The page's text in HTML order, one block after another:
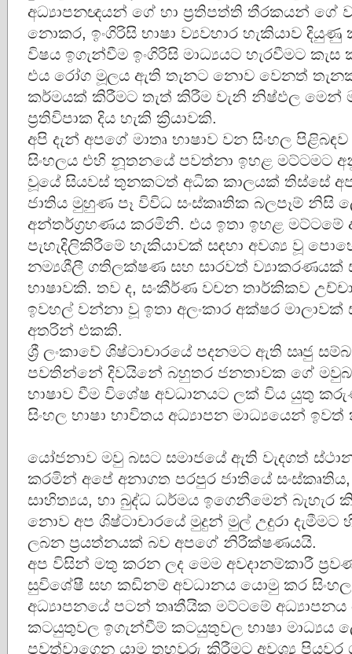
අධ්‍යාපනඥයන් ගේ හා ප්‍රතිපත්ති තීරකයන් ගේ
නොකර, ඉංගිරිසි භාෂා ව්‍යවහාර හැකියාව දියුණු
විෂය ඉගැන්වීම ඉංගිරිසි මාධ්‍යයට හැරවීමට
එය රෝග මූලය ඇති තැනට නොව වෙනත්
කර්මයක් කිරීමට තැත් කිරීම වැනි නිෂ්ඵල මෙන්
ප්‍රතිවිපාක දිය හැකි ක්‍රියාවකි.
අපි දැන් අපගේ මාතෘ භාෂාව වන සිංහල
සිංහලය එහි නූතනයේ පවත්නා ඉහළ මට්ටමට
වූයේ සියවස් තුනකටත් අධික කාලයක් තිස්සේ
ජාතිය මුහුණ පෑ විවිධ සංස්කෘතික බලපෑම් නිසි
අන්තර්ග්‍රහණය කරමිනි. එය ඉතා ඉහළ මට්ටමේ
පැහැදිලිකිරීමේ හැකියාවක් සඳහා අවශ්‍ය වූ
නම්‍යශීලී ගතිලක්ෂණ සහ සාරවත් ව්‍යාකරණයක්
භාෂාවකි. තව ද, සංකීර්ණ වචන තාර්කිකව
ඉවහල් වන්නා වූ ඉතා අලංකාර අක්ෂර මාලාවක්
අතරින් එකකි.
ශ්‍රී ලංකාවේ ශිෂ්ටාචාරයේ පදනමට ඇති ඍජු
පවතින්නේ දිවයිනේ බහුතර ජනතාවක ගේ
භාෂාව වීම විශේෂ අවධානයට ලක් විය යුතු
සිංහල භාෂා භාවිතය අධ්‍යාපන මාධ්‍යයෙන්
යෝජනාව මවු බසට සමාජයේ ඇති වැදගත්
කරමින් අපේ අනාගත පරපුර ජාතියේ
සාහිත්‍යය, හා බුද්ධ ධර්මය ඉගෙනීමෙන්
නොව අප ශිෂ්ටාචාරයේ මුදුන් මුල් උදුරා දැමීමට
ලබන ප්‍රයත්නයක් බව අපගේ නිරීක්ෂණයයි.
අප විසින් මතු කරන ලද මෙම අවදානම්කාරී
සුවිශේෂී සහ කඩිනම් අවධානය යොමු කර සිංහල
අධ්‍යාපනයේ පටන් තෘතීයික මට්ටමේ
කටයුතුවල ඉගැන්වීම් කටයුතුවල භාෂා මාධ්‍යය
පවත්වාගෙන යාම තහවුරු කිරීමට අවශ්‍ය පියවර